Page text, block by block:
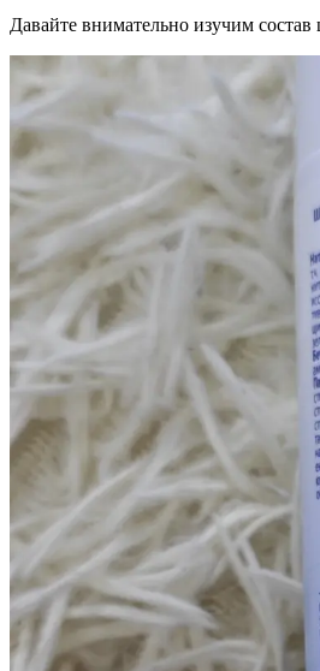
Давайте внимательно изучим